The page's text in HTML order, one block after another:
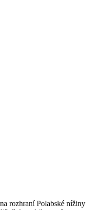
rozhraní Polabské nížiny